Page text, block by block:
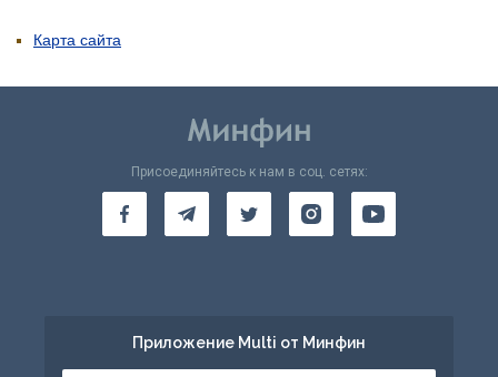
Карта сайта
Присоединяйтесь к нам в соц. сетях:
Приложение Multi от Минфин